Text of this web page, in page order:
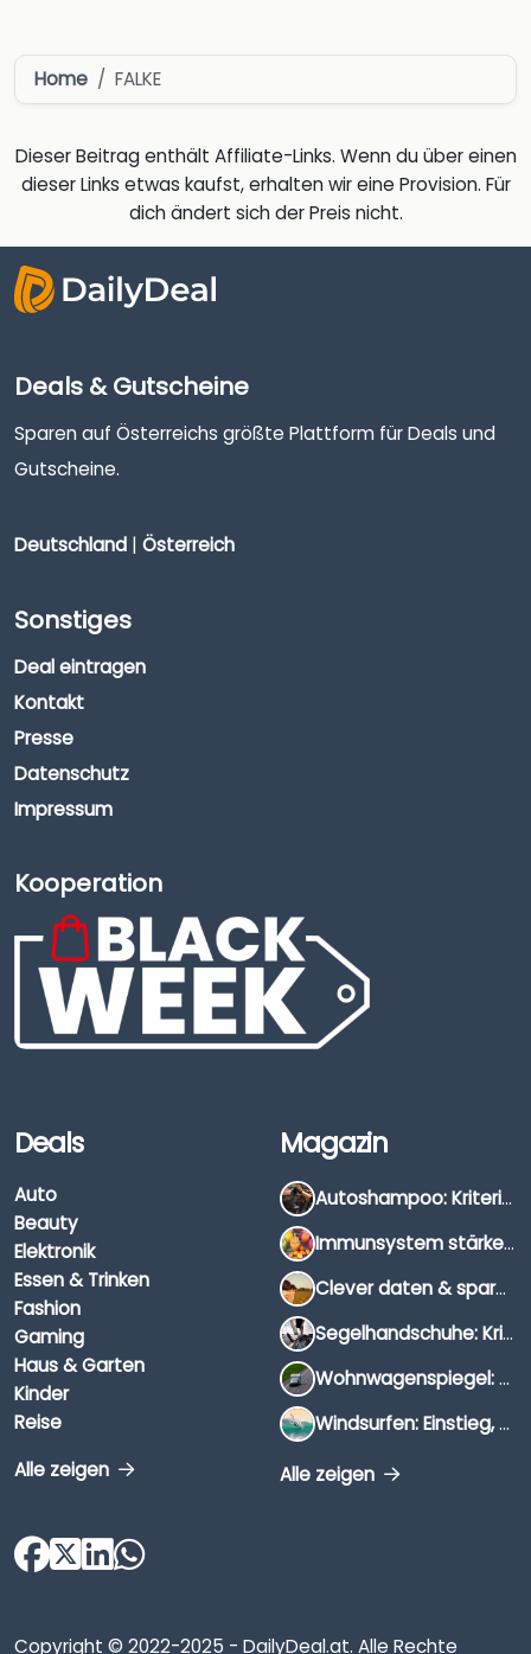
Home FALKE
Dieser Beitrag enthält Affiliate-Links. Wenn du über einen
dieser Links etwas kaufst, erhalten wir eine Provision. Für
dich ändert sich der Preis nicht.
Deals & Gutscheine
Sparen auf Österreichs größte Plattform für Deals und
Gutscheine.
Deutschland | Österreich
Sonstiges
Deal eintragen
Kontakt
Presse
Datenschutz
Impressum
Kooperation
Deals
Auto
Beauty
Elektronik
Essen & Trinken
Fashion
Gaming
Haus & Garten
Kinder
Reise
Alle zeigen
Magazin
Autoshampoo: Kriterien, Unterschiede & Anwendung
Immunsystem stärken: Hausmittel, Vitamine & Wissenswertes
Clever daten & sparen: So findest du die besten Deals für Dates und Unternehmungen
Segelhandschuhe: Kriterien, Materialien & Tipps
Wohnwagenspiegel: Auswahl, Preise & Montage
Windsurfen: Einstieg, Ausrüstung & Tipps
Alle zeigen
Copyright © 2022-2025 - DailyDeal.at. Alle Rechte